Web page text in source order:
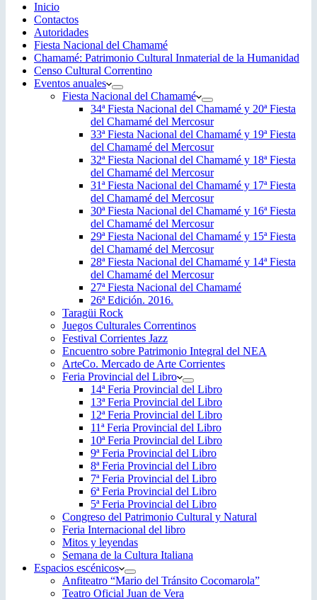
Inicio
Contactos
Autoridades
Fiesta Nacional del Chamamé
Chamamé: Patrimonio Cultural Inmaterial de la Humanidad
Censo Cultural Correntino
Eventos anuales
Fiesta Nacional del Chamamé
34ª Fiesta Nacional del Chamamé y 20ª Fiesta
del Chamamé del Mercosur
33ª Fiesta Nacional del Chamamé y 19ª Fiesta
del Chamamé del Mercosur
32ª Fiesta Nacional del Chamamé y 18ª Fiesta
del Chamamé del Mercosur
31ª Fiesta Nacional del Chamamé y 17ª Fiesta
del Chamamé del Mercosur
30ª Fiesta Nacional del Chamamé y 16ª Fiesta
del Chamamé del Mercosur
29ª Fiesta Nacional del Chamamé y 15ª Fiesta
del Chamamé del Mercosur
28ª Fiesta Nacional del Chamamé y 14ª Fiesta
del Chamamé del Mercosur
27ª Fiesta Nacional del Chamamé
26ª Edición. 2016.
Taragüi Rock
Juegos Culturales Correntinos
Festival Corrientes Jazz
Encuentro sobre Patrimonio Integral del NEA
ArteCo. Mercado de Arte Corrientes
Feria Provincial del Libro
14ª Feria Provincial del Libro
13ª Feria Provincial del Libro
12ª Feria Provincial del Libro
11ª Feria Provincial del Libro
10ª Feria Provincial del Libro
9ª Feria Provincial del Libro
8ª Feria Provincial del Libro
7ª Feria Provincial del Libro
6ª Feria Provincial del Libro
5ª Feria Provincial del Libro
Congreso del Patrimonio Cultural y Natural
Feria Internacional del libro
Mitos y leyendas
Semana de la Cultura Italiana
Espacios escénicos
Anfiteatro “Mario del Tránsito Cocomarola”
Teatro Oficial Juan de Vera